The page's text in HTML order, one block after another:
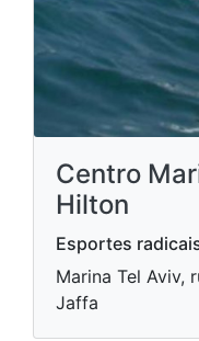
Centro
Hilton
Esportes
Marina Tel Aviv,
Jaffa